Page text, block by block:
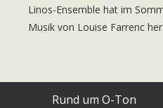
Linos-Ensemble hat im
Musik von Louise Farrenc
Rund um O-Ton